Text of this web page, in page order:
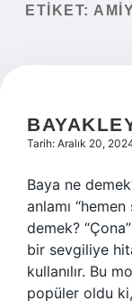
Yasal Uyarı
ETIKET:
Tarih: Aralık 20,
Baya ne
anlamı
demek?
bir sevgiliye
kullanılır. Bu
popüler oldu